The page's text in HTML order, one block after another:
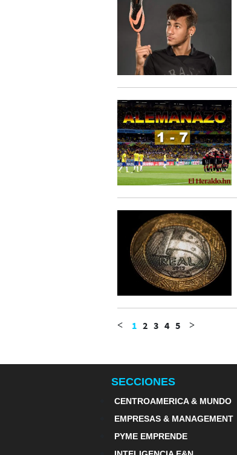
< 1 2 3 4 5 >
SECCIONES
CENTROAMERICA & MUNDO
EMPRESAS & MANAGEMENT
PYME EMPRENDE